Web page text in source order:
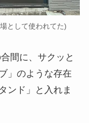
として使われてた)
間に、サクッと
」のような存在
ンド」と入れま